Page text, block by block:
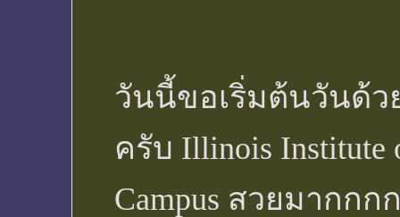
วันนี้ขอเริ่มต้นวันด้ว
ครับ Illinois Institute
Campus สวยมากกก